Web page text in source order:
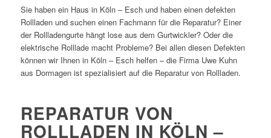
Sie haben ein Haus in Köln – Esch und haben einen defekten
Rollladen und suchen einen Fachmann für die Reparatur? Einer
der Rollladengurte hängt lose aus dem Gurtwickler? Oder die
elektrische Rolllade macht Probleme? Bei allen diesen Defekten
können wir Ihnen in Köln – Esch helfen – die Firma Uwe Kuhn
aus Dormagen ist spezialisiert auf die Reparatur von Rollladen.
REPARATUR VON
ROLLLADEN IN KÖLN –